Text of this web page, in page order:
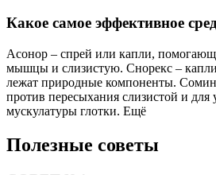
Какое самое эффективное
Асонор – спрей или капли,
мышцы и слизистую. Снорекс –
лежат природные компоненты.
против пересыхания слизистой и для
мускулатуры глотки. Ещё
Полезные советы